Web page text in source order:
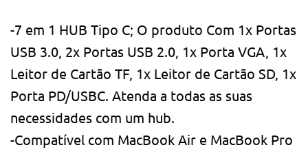
-7 em 1 HUB Tipo C; O produto Com 1x Portas
USB 3.0, 2x Portas USB 2.0, 1x Porta VGA, 1x
Leitor de Cartão TF, 1x Leitor de Cartão SD, 1x
Porta PD/USBC. Atenda a todas as suas
necessidades com um hub.
-Compatível com MacBook Air e MacBook Pro